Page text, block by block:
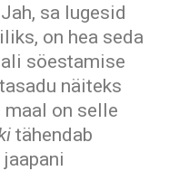
Jah, sa lugesid
on hea seda
söestamise
näiteks
maal on selle
tähendab
jaapani